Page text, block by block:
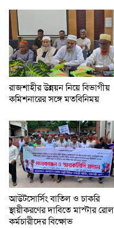
রাজশাহীর উন্নয়ন নিয়ে বিভাগীয়
কমিশনারের সঙ্গে মতবিনিময়
আউটসোর্সিং বাতিল ও চাকরি
স্থায়ীকরণের দাবিতে মাস্টার রোল
কর্মচারীদের বিক্ষোভ